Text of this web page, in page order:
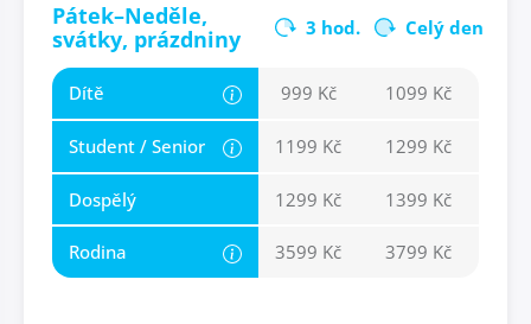
Pátek–Neděle,
svátky, prázdniny
3 hod. Celý den
Dítě 999 Kč 1099 Kč
Student / Senior 1199 Kč 1299 Kč
Dospělý 1299 Kč 1399 Kč
Rodina 3599 Kč 3799 Kč